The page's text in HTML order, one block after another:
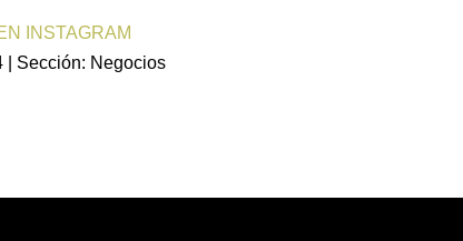
INSTAGRAM
| Sección: Negocios